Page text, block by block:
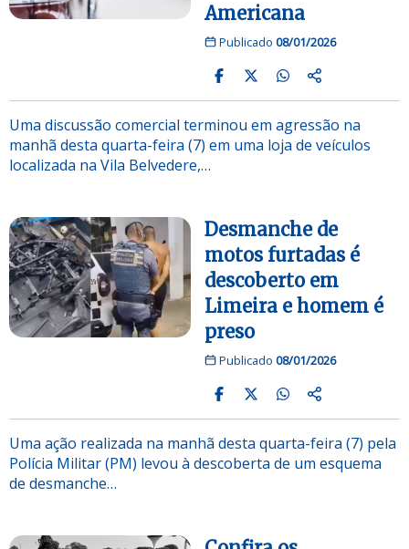
Americana
Publicado 08/01/2026
Uma discussão comercial terminou em agressão na
manhã desta quarta-feira (7) em uma loja de veículos
localizada na Vila Belvedere,…
Desmanche de
motos furtadas é
descoberto em
Limeira e homem é
preso
Publicado 08/01/2026
Uma ação realizada na manhã desta quarta-feira (7) pela
Polícia Militar (PM) levou à descoberta de um esquema
de desmanche…